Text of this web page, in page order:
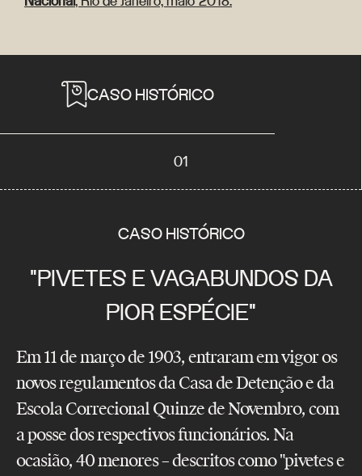
CASO HISTÓRICO
01
CASO HISTÓRICO
"PIVETES E VAGABUNDOS DA
PIOR ESPÉCIE"
Em 11 de março de 1903, entraram em vigor os
novos regulamentos da Casa de Detenção e da
Escola Correcional Quinze de Novembro, com
a posse dos respectivos funcionários. Na
ocasião, 40 menores – descritos como "pivetes e